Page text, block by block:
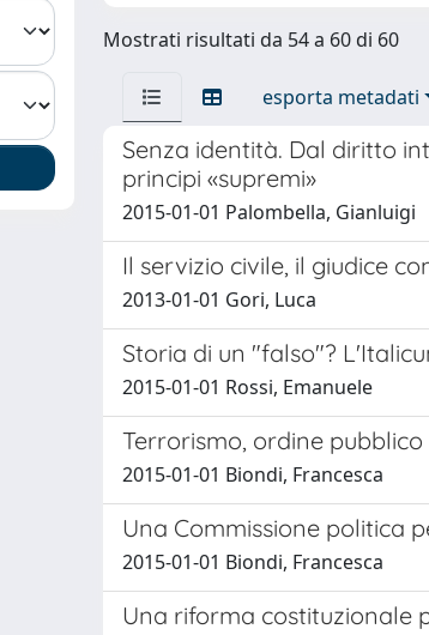
Mostrati risultati da 54 a 60 di 60
esporta metadati
Senza identità. Dal diritto
principi «supremi»
2015-01-01 Palombella, Gianluigi
Il servizio civile, il giudice
2013-01-01 Gori, Luca
Storia di un "falso"?
2015-01-01 Rossi, Emanuele
Terrorismo, ordine
2015-01-01 Biondi, Francesca
Una Commissione politica
2015-01-01 Biondi, Francesca
Una riforma costituzionale